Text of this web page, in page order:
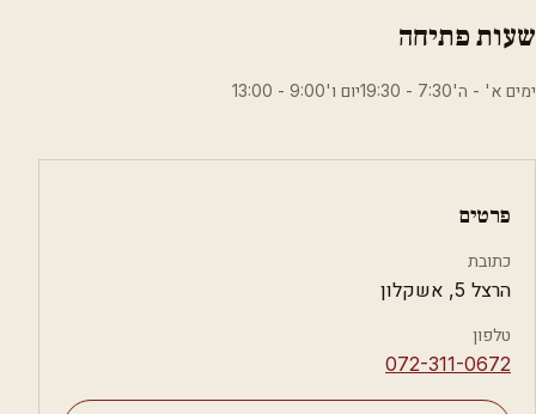
שעות פתיחה
ימים א' - ה'7:30 - 19:30יום ו'9:00 - 13:00
פרטים
כתובת
הרצל 5, אשקלון
טלפון
⁦072-311-0672⁩